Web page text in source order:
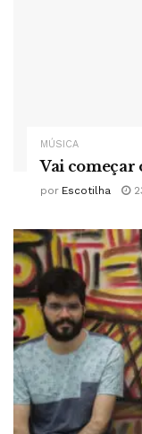
MÚSICA
Vai começar
por Escotilha